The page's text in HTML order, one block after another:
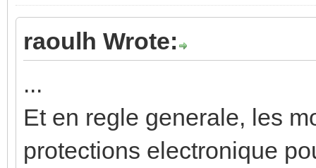
raoulh Wrote:
...
Et en regle generale, les
protections electronique